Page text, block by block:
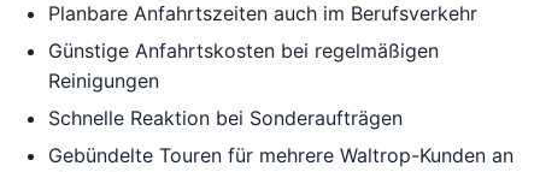
Planbare Anfahrtszeiten auch im Berufsverkehr
Günstige Anfahrtskosten bei regelmäßigen
Reinigungen
Schnelle Reaktion bei Sonderaufträgen
Gebündelte Touren für mehrere Waltrop-Kunden an